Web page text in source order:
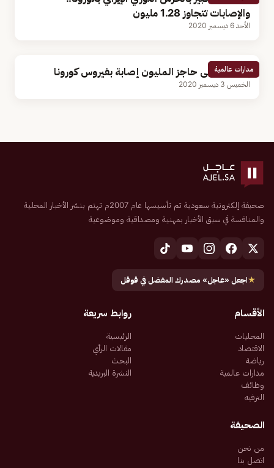
والإصابات تتجاوز 1.28 مليون
الأحد 6 ديسمبر 2020
مدارات عالمية
إيران تتخطى حاجز المليون إصابة بفيروس كورونا
الخميس 3 ديسمبر 2020
صحيفة إلكترونية سعودية تم تأسيسها عام 2007م تهتم بنشر الأخبار المحلية
والمنافسة في سبق الأخبار بمهنية ومصداقية وموضوعية
★اجعل «عاجل» مصدرك المفضل في قوقل
الأقسام
المحليات
الاقتصاد
رياضة
مدارات عالمية
وظائف
الترفيه
روابط سريعة
الرئيسية
مقالات الرأي
البحث
النشرة البريدية
الصحيفة
من نحن
اتصل بنا